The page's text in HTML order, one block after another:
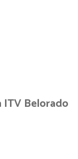
ITV Belorado